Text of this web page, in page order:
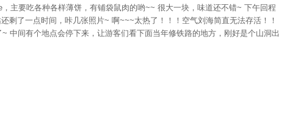
主要吃各种各样薄饼，有铺袋鼠肉的哟~~ 很大一块，味道还不错~ 下午回程
了一点时间，咔几张照片~ 啊~~~太热了！！！空气刘海简直无法存活！！
中间有个地点会停下来，让游客们看下面当年修铁路的地方，刚好是个山洞出
看到这个小镇悠然美好的样子。 5点半准时到达凯恩斯站，冲下去拍了个火